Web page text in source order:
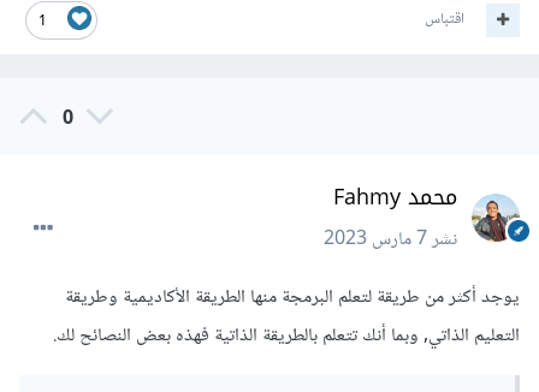
1 اقتباس
0
محمد Fahmy
نشر7 مارس 2023
يوجد أكثر من طريقة لتعلم البرمجة منها الطريقة الأكاديمية وطريقة
التعليم الذاتي, وبما أنك تتعلم بالطريقة الذاتية فهذه بعض النصائح لك.